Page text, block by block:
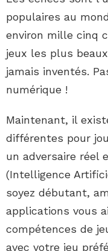
populaires au
environ mille cinq
jeux les plus
jamais inventés.
numérique !
Maintenant, il
différentes pour
un adversaire réel
(Intelligence
soyez débutant,
applications vous
compétences de
avec votre jeu